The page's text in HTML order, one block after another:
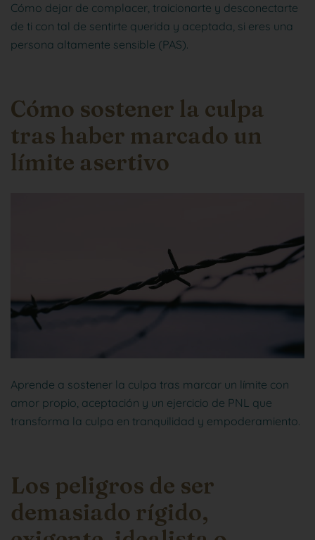
Cómo dejar de complacer, traicionarte y desconectarte
de ti con tal de sentirte querida y aceptada, si eres una
persona altamente sensible (PAS).
Cómo sostener la culpa
tras haber marcado un
límite asertivo
Aprende a sostener la culpa tras marcar un límite con
amor propio, aceptación y un ejercicio de PNL que
transforma la culpa en tranquilidad y empoderamiento.
Los peligros de ser
demasiado rígido,